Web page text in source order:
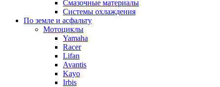
Смазочные материалы
Системы охлаждения
По земле и асфальту
Мотоциклы
Yamaha
Racer
Lifan
Avantis
Kayo
Irbis